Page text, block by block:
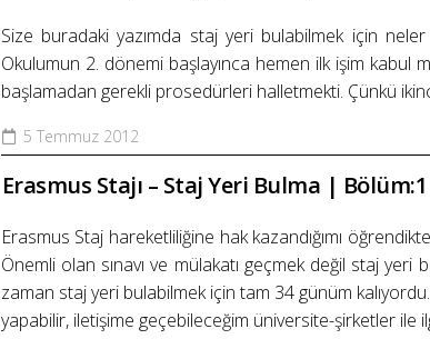
Size buradaki yazımda staj yeri bulabilmek için
Okulumun 2. dönemi başlayınca hemen ilk işim kabul
başlamadan gerekli prosedürleri halletmekti. Çünkü
5 Temmuz 2012
Erasmus Stajı – Staj Yeri Bulma | Bölüm:1
Erasmus Staj hareketliliğine hak kazandığımı
Önemli olan sınavı ve mülakatı geçmek değil staj
zaman staj yeri bulabilmek için tam 34 günüm
yapabilir, iletişime geçebileceğim üniversite-şirketler ile